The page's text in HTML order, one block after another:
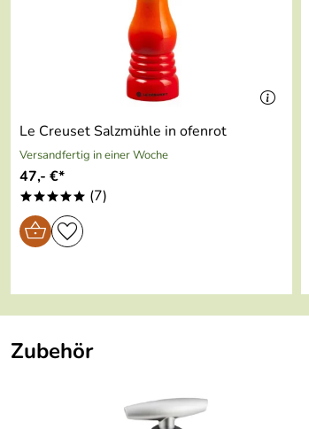
Le Creuset Salzmühle in ofenrot
Versandfertig in einer Woche
47,- €*
***** (7)
Zubehör